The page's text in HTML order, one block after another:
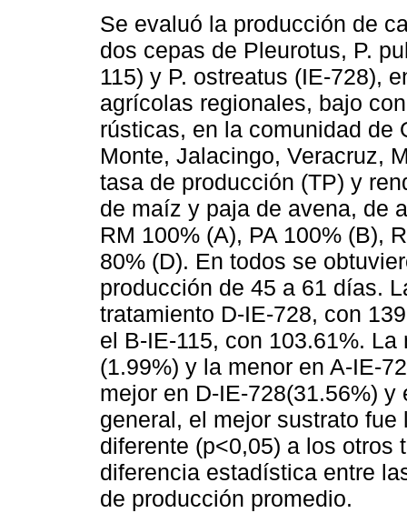
Se evaluó la producción de
dos cepas de Pleurotus, P.
115) y P. ostreatus (IE-728),
agrícolas regionales, bajo
rústicas, en la comunidad de
Monte, Jalacingo, Veracruz,
tasa de producción (TP) y
de maíz y paja de avena, de
RM 100% (A), PA 100% (B),
80% (D). En todos se
producción de 45 a 61 días.
tratamiento D-IE-728, con
el B-IE-115, con 103.61%.
(1.99%) y la menor en A-IE-
mejor en D-IE-728(31.56%)
general, el mejor sustrato
diferente (p<0,05) a los otros
diferencia estadística entre
de producción promedio.